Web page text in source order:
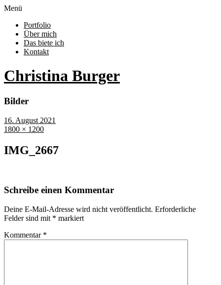
Menü
Portfolio
Über mich
Das biete ich
Kontakt
Christina Burger
Bilder
16. August 2021
1800 × 1200
IMG_2667
Schreibe einen Kommentar
Deine E-Mail-Adresse wird nicht veröffentlicht. Erforderliche
Felder sind mit * markiert
Kommentar *